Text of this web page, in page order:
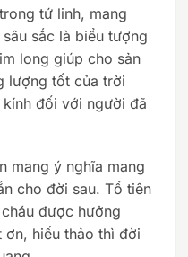
tứ linh, mang
sắc là biểu tượng
long giúp cho sản
lượng tốt của trời
đối với người đã
mang ý nghĩa mang
cho đời sau. Tổ tiên
được hưởng
hiếu thảo thì đời